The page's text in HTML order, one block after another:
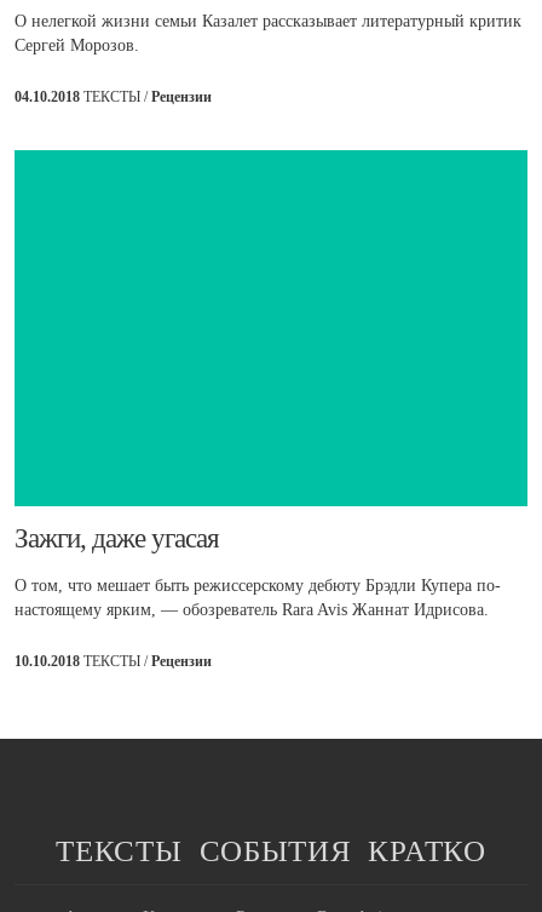
О нелегкой жизни семьи Казалет рассказывает литературный критик
Сергей Морозов.
04.10.2018 ТЕКСТЫ /Рецензии
​Зажги, даже угасая
О том, что мешает быть режиссерскому дебюту Брэдли Купера по-
настоящему ярким, — обозреватель Rara Avis Жаннат Идрисова.
10.10.2018 ТЕКСТЫ /Рецензии
ТЕКСТЫ СОБЫТИЯ КРАТКО